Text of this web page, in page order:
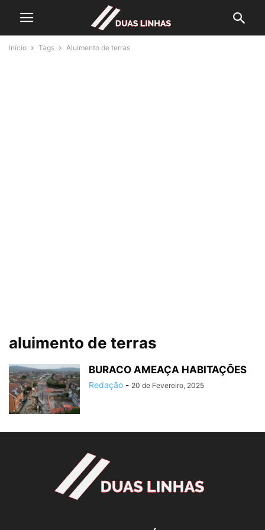
Início Tags Aluimento de terras
aluimento de terras
BURACO AMEAÇA HABITAÇÕES
Redação - 20 de Fevereiro, 2025